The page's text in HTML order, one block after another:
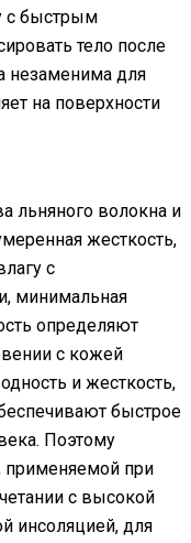
с быстрым
тело после
незаменима для
на поверхности
льняного волокна и
жесткость,
с
минимальная
определяют
с кожей
и жесткость,
быстрое
Поэтому
при
с высокой
инсоляцией, для